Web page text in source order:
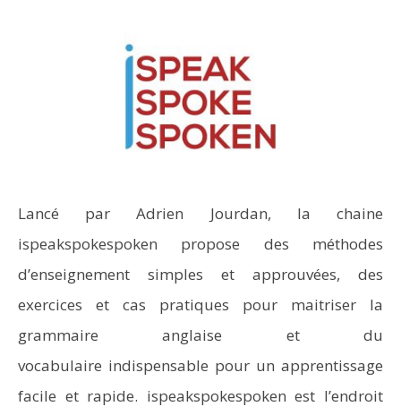
Lancé par Adrien Jourdan, la chaine
ispeakspokespoken propose des méthodes
d’enseignement simples et approuvées, des
exercices et cas pratiques pour maitriser la
grammaire anglaise et du
vocabulaire indispensable pour un apprentissage
facile et rapide. ispeakspokespoken est l’endroit